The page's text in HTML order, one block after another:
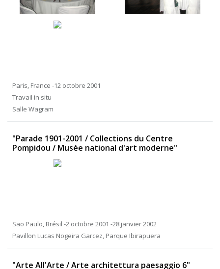
Paris, France -12 octobre 2001
Travail in situ
Salle Wagram
"Parade 1901-2001 / Collections du Centre
Pompidou / Musée national d'art moderne"
Sao Paulo, Brésil -2 octobre 2001 -28 janvier 2002
Pavillon Lucas Nogeira Garcez, Parque Ibirapuera
"Arte All'Arte / Arte architettura paesaggio 6"